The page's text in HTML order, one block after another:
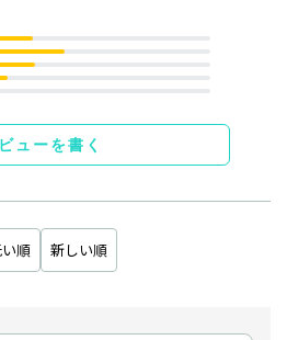
ューを書く
順 新しい順